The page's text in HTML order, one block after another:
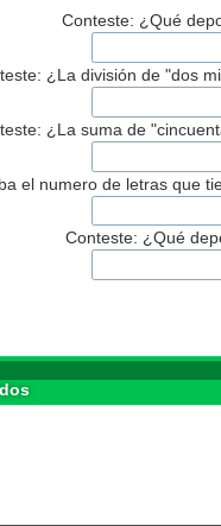
Conteste: ¿Qué
¿La división de "dos
¿La suma de
el numero de letras que
Conteste: ¿Qué